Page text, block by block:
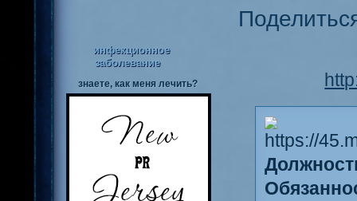
инфекционное
заболевание
знаете, как меня лечить?